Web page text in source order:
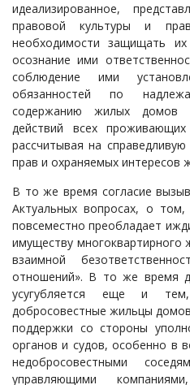
идеализированное,
правовой культуры и
необходимости защищать
осознание ими
соблюдение ими
обязанностей по
содержанию жилых домов
действий всех
рассчитывая на
прав и охраняемых интересов
В то же время согласие
Актуальных вопросах, о том,
повсеместно преобладает
имуществу
взаимной
отношений». В то же время
усугубляется еще и
добросовестные жильцы
поддержки со стороны
органов и судов, особенно в
недобросовестными
управляющими